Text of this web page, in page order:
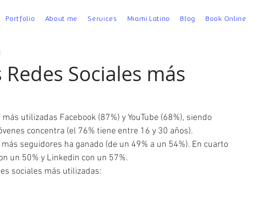
Portfolio About me Services Miami Latino Blog Book Online
Sociales más
utilizadas Facebook (87%) y YouTube (68%), siendo
concentra (el 76% tiene entre 16 y 30 años).
seguidores ha ganado (de un 49% a un 54%). En cuarto
un 50% y Linkedin con un 57%.
sociales más utilizadas: